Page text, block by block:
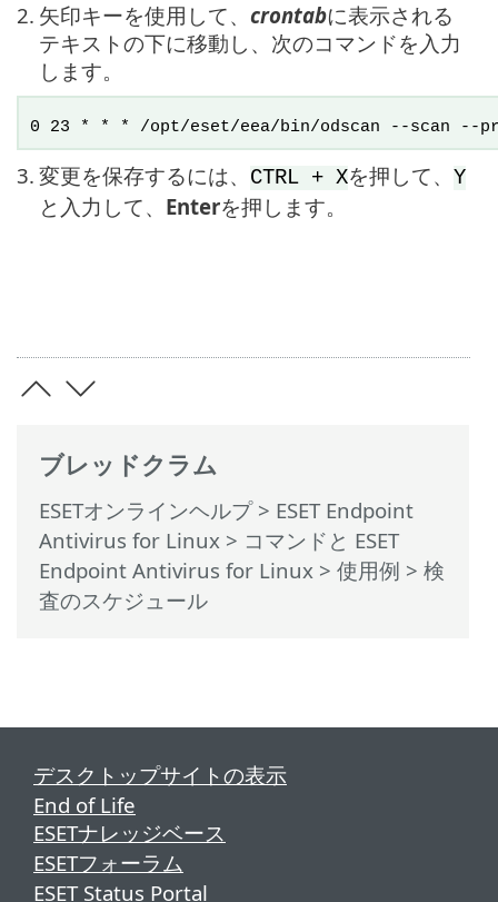
ブレッドクラム
ESETオンラインヘルプ> ESET Endpoint
Antivirus for Linux > コマンドと ESET
Endpoint Antivirus for Linux > 使用例 > 検
査のスケジュール
2. 矢印キーを使用して、 crontabに表示される
テキストの下に移動し、次のコマンドを入力
します。
0 23 * * * /opt/eset/eea/bin/odscan --scan --
3. 変更を保存するには、 CTRL + Xを押して、 Y
と入力して、 Enterを押します。
デスクトップサイトの表示
End of Life
ESETナレッジベース
ESETフォーラム
ESET Status Portal